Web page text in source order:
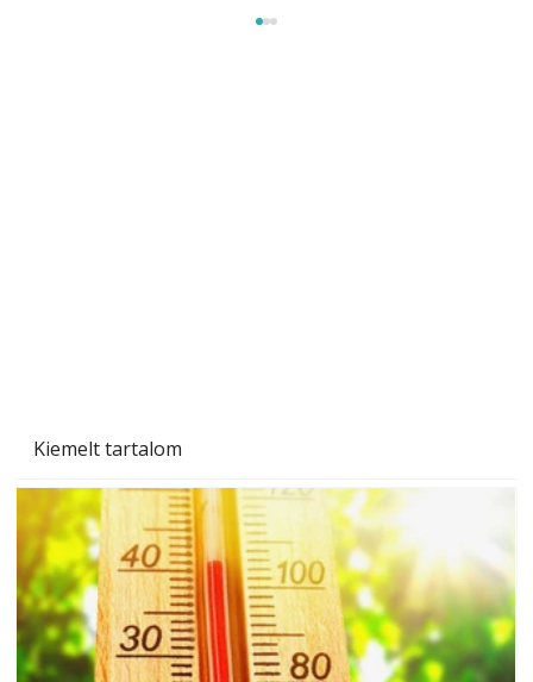
Kiemelt tartalom